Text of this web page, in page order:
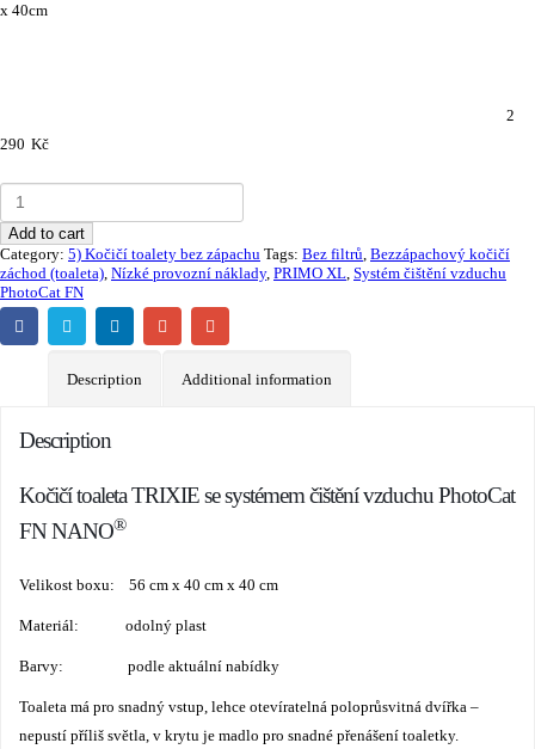
x 40cm
2
290 Kč
Add to cart
Category: 5) Kočičí toalety bez zápachu Tags: Bez filtrů, Bezzápachový kočičí
záchod (toaleta), Nízké provozní náklady, PRIMO XL, Systém čištění vzduchu
PhotoCat FN
Description Additional information
Description
Kočičí toaleta TRIXIE se systémem čištění vzduchu PhotoCat
FN NANO®
Velikost boxu: 56 cm x 40 cm x 40 cm
Materiál: odolný plast
Barvy: podle aktuální nabídky
Toaleta má pro snadný vstup, lehce otevíratelná poloprůsvitná dvířka –
nepustí příliš světla, v krytu je madlo pro snadné přenášení toaletky.